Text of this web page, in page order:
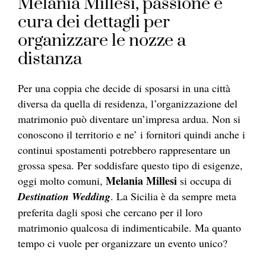
cura dei dettagli per
organizzare le nozze a
distanza
Per una coppia che decide di sposarsi in una città
diversa da quella di residenza, l’organizzazione del
matrimonio può diventare un’impresa ardua. Non si
conoscono il territorio e ne’ i fornitori quindi anche i
continui spostamenti potrebbero rappresentare un
grossa spesa. Per soddisfare questo tipo di esigenze,
oggi molto comuni, Melania Millesi si occupa di
Destination Wedding. La Sicilia è da sempre meta
preferita dagli sposi che cercano per il loro
matrimonio qualcosa di indimenticabile. Ma quanto
tempo ci vuole per organizzare un evento unico?